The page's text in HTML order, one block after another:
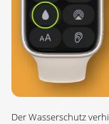
Der Wasserschutz